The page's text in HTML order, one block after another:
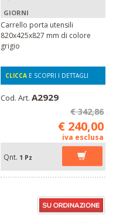
GIORNI
Carrello porta utensili
820x425x827 mm di colore
grigio
CLICCA E SCOPRI I DETTAGLI
Cod. Art. A2929
€ 342,86
€ 240,00
iva esclusa
Qnt. 1 Pz